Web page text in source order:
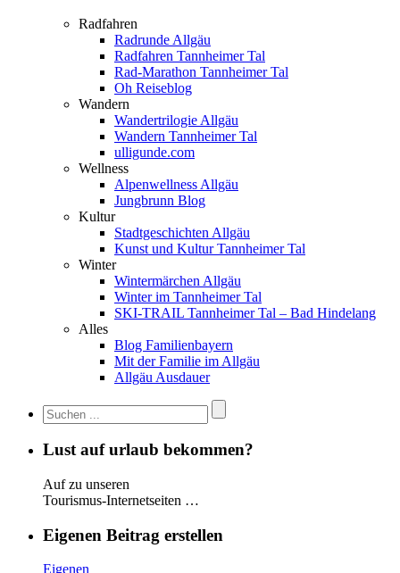
Radfahren
Radrunde Allgäu
Radfahren Tannheimer Tal
Rad-Marathon Tannheimer Tal
Oh Reiseblog
Wandern
Wandertrilogie Allgäu
Wandern Tannheimer Tal
ulligunde.com
Wellness
Alpenwellness Allgäu
Jungbrunn Blog
Kultur
Stadtgeschichten Allgäu
Kunst und Kultur Tannheimer Tal
Winter
Wintermärchen Allgäu
Winter im Tannheimer Tal
SKI-TRAIL Tannheimer Tal – Bad Hindelang
Alles
Blog Familienbayern
Mit der Familie im Allgäu
Allgäu Ausdauer
Lust auf urlaub bekommen?
Auf zu unseren
Tourismus-Internetseiten …
Eigenen Beitrag erstellen
Eigenen